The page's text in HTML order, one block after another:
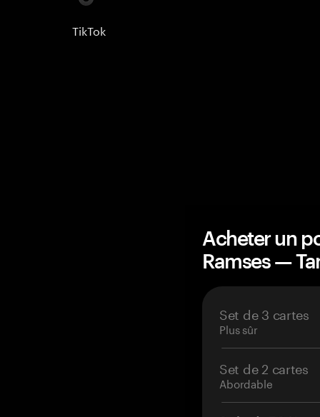
TikTok
Acheter un
Ramses —
Set de 3 cartes
Plus sûr
Set de 2 cartes
Abordable